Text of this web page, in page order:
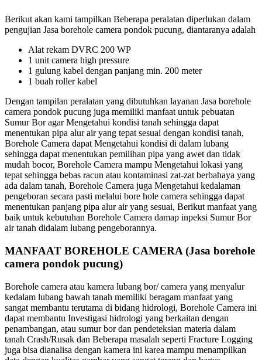
Berikut akan kami tampilkan Beberapa peralatan diperlukan dalam
pengujian Jasa borehole camera pondok pucung, diantaranya adalah
Alat rekam DVRC 200 WP
1 unit camera high pressure
1 gulung kabel dengan panjang min. 200 meter
1 buah roller kabel
Dengan tampilan peralatan yang dibutuhkan layanan Jasa borehole
camera pondok pucung juga memiliki manfaat untuk pebuatan
Sumur Bor agar Mengetahui kondisi tanah sehingga dapat
menentukan pipa alur air yang tepat sesuai dengan kondisi tanah,
Borehole Camera dapat Mengetahui kondisi di dalam lubang
sehingga dapat menentukan pemilihan pipa yang awet dan tidak
mudah bocor, Borehole Camera mampu Mengetahui lokasi yang
tepat sehingga bebas racun atau kontaminasi zat-zat berbahaya yang
ada dalam tanah, Borehole Camera juga Mengetahui kedalaman
pengeboran secara pasti melalui bore hole camera sehingga dapat
menentukan panjang pipa alur air yang sesuai, Berikut manfaat yang
baik untuk kebutuhan Borehole Camera damap inpeksi Sumur Bor
air tanah didalam lubang pengeborannya.
MANFAAT BOREHOLE CAMERA (Jasa borehole
camera pondok pucung)
Borehole camera atau kamera lubang bor/ camera yang menyalur
kedalam lubang bawah tanah memiliki beragam manfaat yang
sangat membantu terutama di bidang hidrologi, Borehole Camera ini
dapat membantu Investigasi hidrologi yang berkaitan dengan
penambangan, atau sumur bor dan pendeteksian materia dalam
tanah Crash/Rusak dan Beberapa masalah seperti Fracture Logging
juga bisa dianalisa dengan kamera ini karea mampu menampilkan